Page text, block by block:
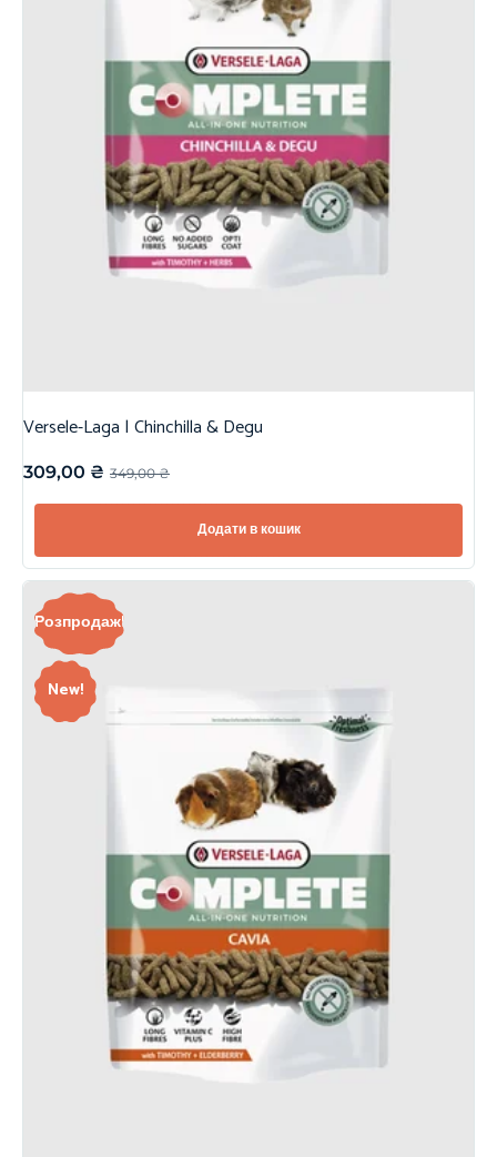
Versele-Laga | Chinchilla & Degu
349,00₴
309,00 ₴
Додати в кошик
New!
Розпродаж!